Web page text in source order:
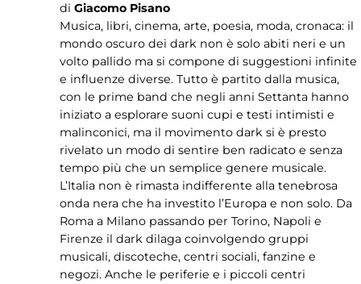
di Giacomo Pisano
Musica, libri, cinema, arte, poesia, moda, cronaca: il
mondo oscuro dei dark non è solo abiti neri e un
volto pallido ma si compone di suggestioni infinite
e influenze diverse. Tutto è partito dalla musica,
con le prime band che negli anni Settanta hanno
iniziato a esplorare suoni cupi e testi intimisti e
malinconici, ma il movimento dark si è presto
rivelato un modo di sentire ben radicato e senza
tempo più che un semplice genere musicale.
L’Italia non è rimasta indifferente alla tenebrosa
onda nera che ha investito l’Europa e non solo. Da
Roma a Milano passando per Torino, Napoli e
Firenze il dark dilaga coinvolgendo gruppi
musicali, discoteche, centri sociali, fanzine e
negozi. Anche le periferie e i piccoli centri